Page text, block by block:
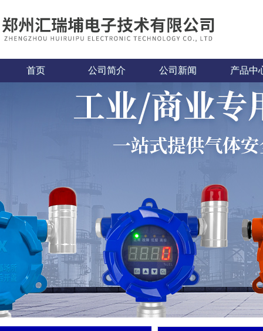
首页 公司简介 公司新闻 产品中